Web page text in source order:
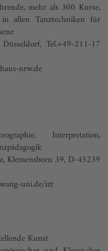
mehr als 300 Kurse,
allen Tanztechniken für
Tel.+49-211-17
nrw.de
Interpretation,
Klemensborn 39, D-45239
uni.de/izt
Kunst